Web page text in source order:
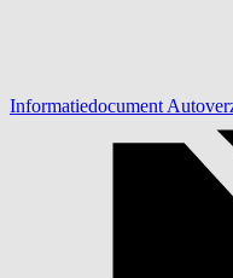
Informatiedocument